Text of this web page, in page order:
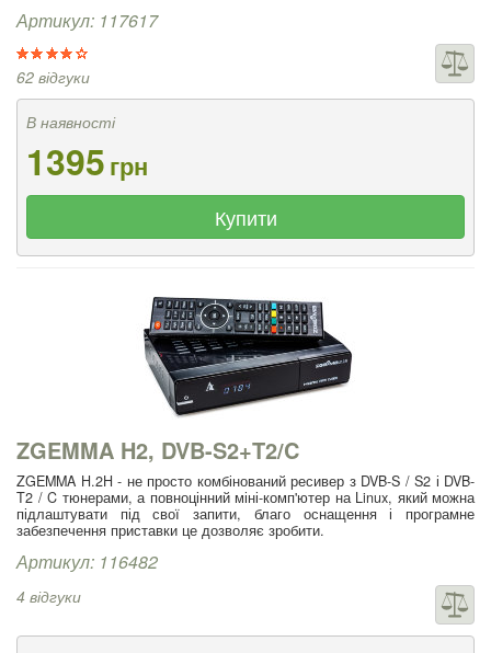
Артикул: 117617
62 відгуки
В наявності
1395грн
Купити
ZGEMMA H2, DVB-S2+T2/C
ZGEMMA H.2H - не просто комбінований ресивер з DVB-S / S2 і DVB-
T2 / C тюнерами, а повноцінний міні-комп'ютер на Linux, який можна
підлаштувати під свої запити, благо оснащення і програмне
забезпечення приставки це дозволяє зробити.
Артикул: 116482
4 відгуки